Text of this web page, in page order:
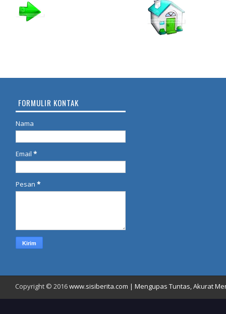
FORMULIR KONTAK
Nama
Email *
Pesan *
Copyright © 2016www.sisiberita.com | Mengupas Tuntas, Akurat